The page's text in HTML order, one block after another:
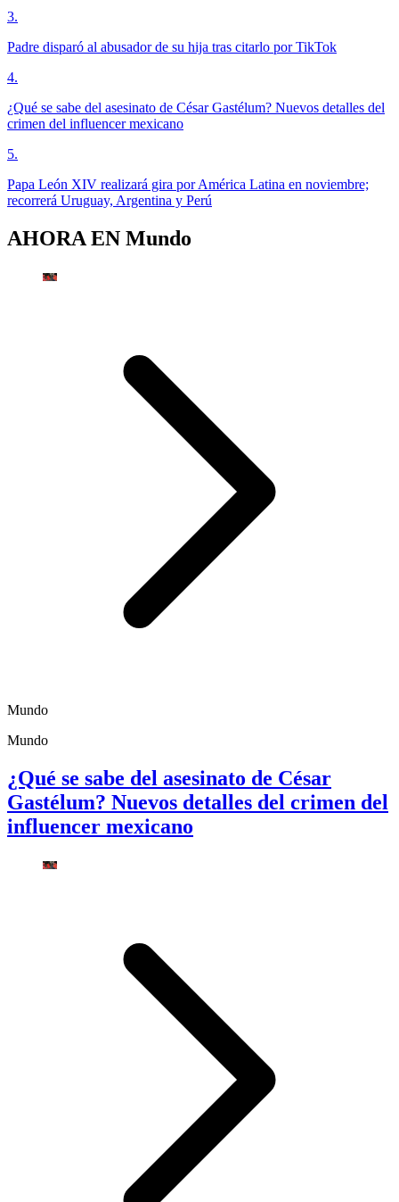
3.
Padre disparó al abusador de su hija tras citarlo por TikTok
4.
¿Qué se sabe del asesinato de César Gastélum? Nuevos detalles del
crimen del influencer mexicano
5.
Papa León XIV realizará gira por América Latina en noviembre;
recorrerá Uruguay, Argentina y Perú
AHORA EN Mundo
Mundo
Mundo
¿Qué se sabe del asesinato de César
Gastélum? Nuevos detalles del crimen del
influencer mexicano